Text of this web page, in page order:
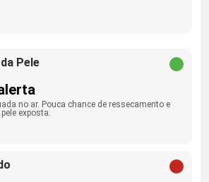
Pele
no ar. Pouca chance de ressecamento e
exposta.